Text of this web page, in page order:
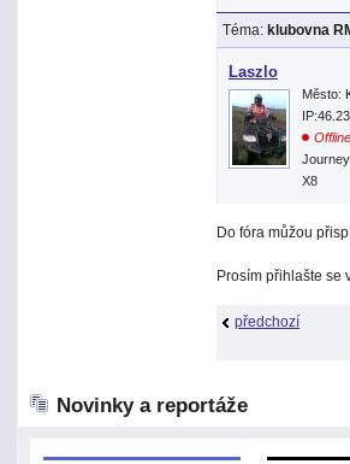
Téma: klubovna
Laszlo
Město:
Offline
X8
Do fóra můžou
Prosím přihlašte se
předchozí
Novinky a reportáže